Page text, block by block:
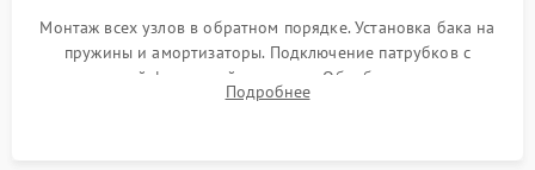
Монтаж всех узлов в обратном порядке. Установка бака на
пружины и амортизаторы. Подключение патрубков с
надежной фиксацией хомутами. Обработка стыков
герметиком для предотвращения возможных протечек воды.
Подробнее